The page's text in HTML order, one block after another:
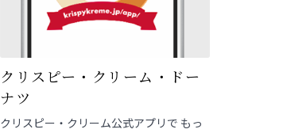
クリスピー・クリーム・ドー
ナツ
クリスピー・クリーム公式アプリで もっ